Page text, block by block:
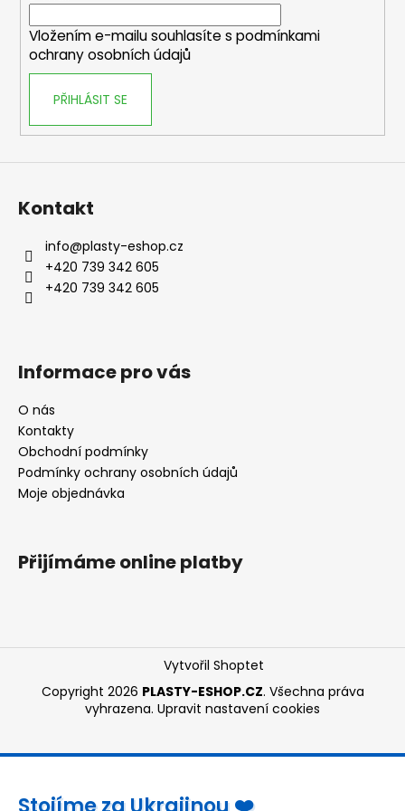
Vložením e-mailu souhlasíte s podmínkami
ochrany osobních údajů
PŘIHLÁSIT SE
Kontakt
info@plasty-eshop.cz
+420 739 342 605
+420 739 342 605
Informace pro vás
O nás
Kontakty
Obchodní podmínky
Podmínky ochrany osobních údajů
Moje objednávka
Přijímáme online platby
Vytvořil Shoptet
Copyright 2026 PLASTY-ESHOP.CZ. Všechna práva
vyhrazena. Upravit nastavení cookies